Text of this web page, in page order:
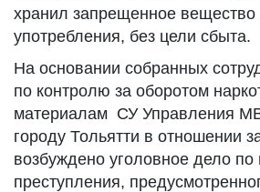
хранил запрещенное вещество
употребления, без цели сбыта.
На основании собранных
по контролю за оборотом
материалам СУ Управления
городу Тольятти в отношении
возбуждено уголовное дело по
преступления,